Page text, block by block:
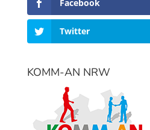
Facebook
Twitter
KOMM-AN NRW